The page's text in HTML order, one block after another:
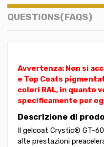
QUESTIONS(FAQS)
Avvertenza: Non si
e Top Coats
colori RAL, in quanto
specificamente per
Descrizione di
Il gelcoat Crystic® GT-
alte prestazioni